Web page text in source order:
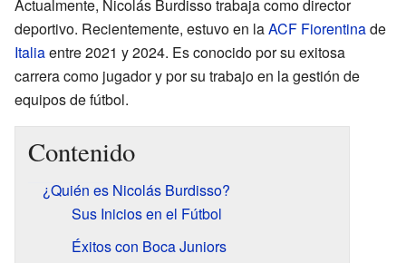
Actualmente, Nicolás Burdisso trabaja como director
deportivo. Recientemente, estuvo en laACF Fiorentinade
Italiaentre 2021 y 2024. Es conocido por su exitosa
carrera como jugador y por su trabajo en la gestión de
equipos de fútbol.
Contenido
¿Quién es Nicolás Burdisso?
Sus Inicios en el Fútbol
Éxitos con Boca Juniors